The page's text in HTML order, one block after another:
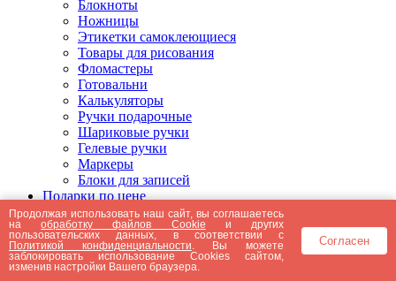
Блокноты
Ножницы
Этикетки самоклеющиеся
Товары для рисования
Фломастеры
Готовальни
Калькуляторы
Ручки подарочные
Шариковые ручки
Гелевые ручки
Маркеры
Блоки для записей
Подарки по цене
Подарки от 5000 рублей
Подарки до 5000 рублей
Подарки до 3000 рублей
Подарки до 2000 рублей
Подарки до 1000 рублей
Продолжая использовать наш сайт, вы соглашаетесь
наобработку файлов Cookie и других
пользовательских данных, в соответствии с
Политикой конфиденциальности . Вы можете
заблокировать использование Cookies сайтом,
изменив настройки Вашего браузера.
Согласен